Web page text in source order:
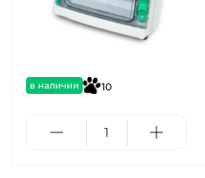
в наличии 10